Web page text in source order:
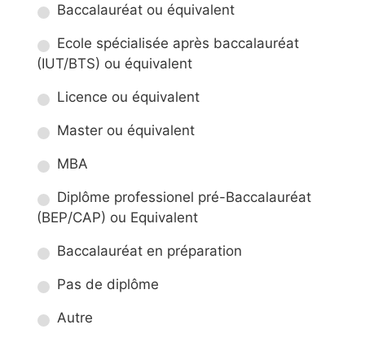
Baccalauréat ou équivalent
Ecole spécialisée après baccalauréat
(IUT/BTS) ou équivalent
Licence ou équivalent
Master ou équivalent
MBA
Diplôme professionel pré-Baccalauréat
(BEP/CAP) ou Equivalent
Baccalauréat en préparation
Pas de diplôme
Autre